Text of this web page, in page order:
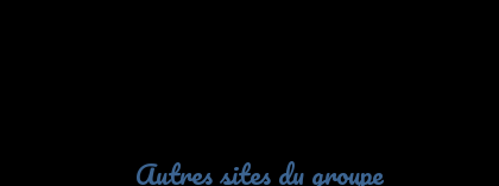
Autres sites du groupe